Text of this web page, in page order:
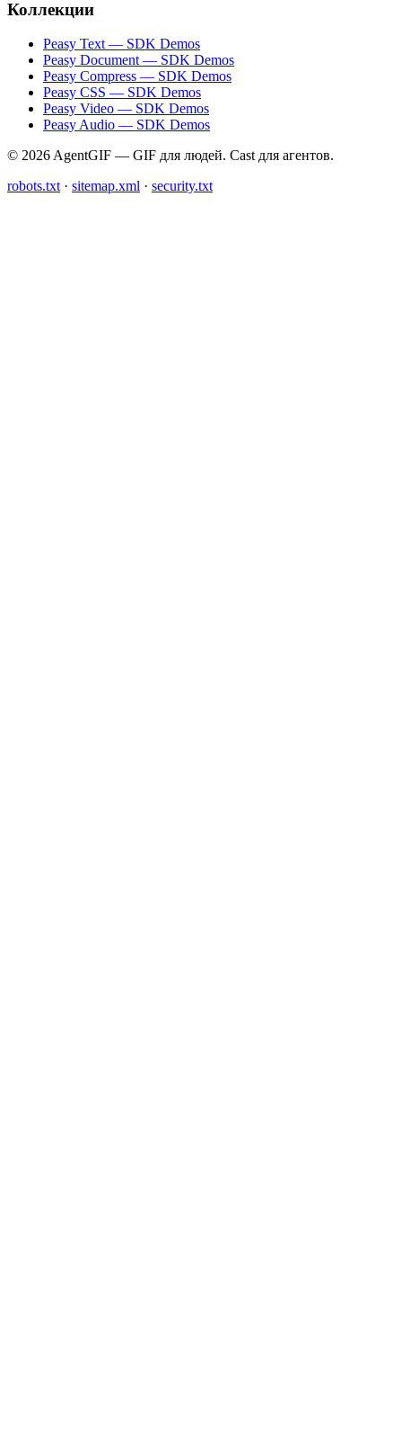
Коллекции
Peasy Text — SDK Demos
Peasy Document — SDK Demos
Peasy Compress — SDK Demos
Peasy CSS — SDK Demos
Peasy Video — SDK Demos
Peasy Audio — SDK Demos
© 2026 AgentGIF — GIF для людей. Cast для агентов.
robots.txt · sitemap.xml · security.txt